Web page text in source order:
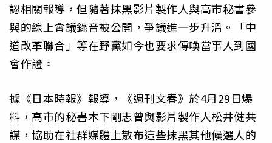
認相關報導，但隨著抹黑影片製作人與高市秘書參
與的線上會議錄音被公開，爭議進一步升溫。「中
道改革聯合」等在野黨如今也要求傳喚當事人到國
會作證。
據《日本時報》報導，《週刊文春》於4月29日爆
料，高市的秘書木下剛志曾與影片製作人松井健共
謀，協助在社群媒體上散布這些抹黑其他候選人的